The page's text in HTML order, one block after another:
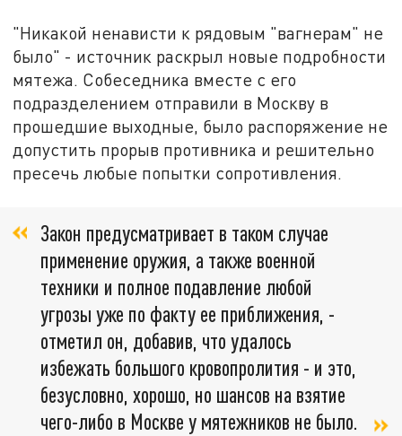
"Никакой ненависти к рядовым "вагнерам" не
было" - источник раскрыл новые подробности
мятежа. Собеседника вместе с его
подразделением отправили в Москву в
прошедшие выходные, было распоряжение не
допустить прорыв противника и решительно
пресечь любые попытки сопротивления.
Закон предусматривает в таком случае
применение оружия, а также военной
техники и полное подавление любой
угрозы уже по факту ее приближения, -
отметил он, добавив, что удалось
избежать большого кровопролития - и это,
безусловно, хорошо, но шансов на взятие
чего-либо в Москве у мятежников не было.